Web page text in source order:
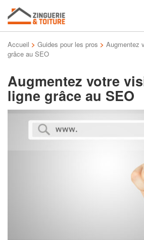
Accueil > Guides pour les pros > Augmentez
grâce au SEO
Augmentez votre
ligne grâce au SEO